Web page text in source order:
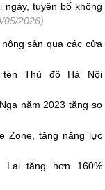
tuyên bố không
05/2026)
sản qua các cửa
tên Thủ đô Hà Nội
năm 2023 tăng so
Zone, tăng năng lực
Lai tăng hơn 160%